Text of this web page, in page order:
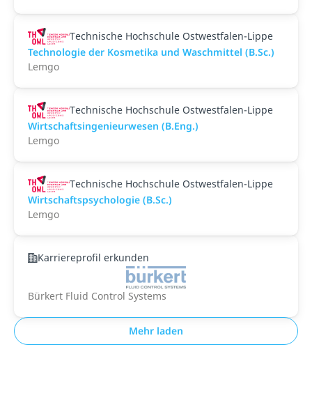
Technische Hochschule Ostwestfalen-Lippe
Technologie der Kosmetika und Waschmittel (B.Sc.)
Lemgo
Technische Hochschule Ostwestfalen-Lippe
Wirtschaftsingenieurwesen (B.Eng.)
Lemgo
Technische Hochschule Ostwestfalen-Lippe
Wirtschaftspsychologie (B.Sc.)
Lemgo
Karriereprofil erkunden
Bürkert Fluid Control Systems
Mehr laden